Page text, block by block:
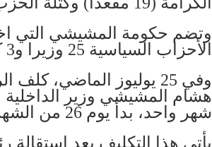
وتضم حكومة المشيشي التي
الأحزاب السياسية 25 وزيرا و3 كتّاب دولة.
وفي 25 يوليوز الماضي،
هشام المشيشي وزير الداخلية
شهر واحد، بدأ يوم 26 من الشهر ذاته.
يأتي هذا التكليف بعد